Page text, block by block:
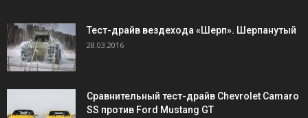
Тест-драйв вездехода «Шерп». Шерпанутый
28.03.2016
Сравнительный тест-драйв Chevrolet Camaro
SS против Ford Mustang GT